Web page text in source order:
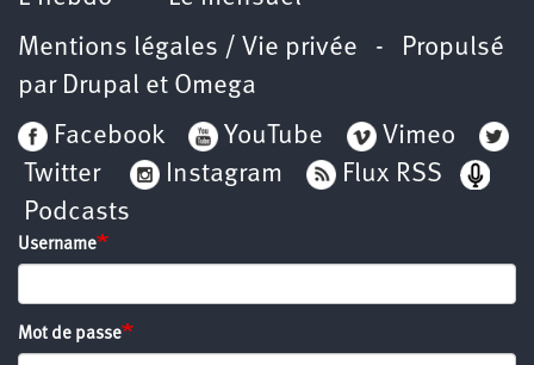
Mentions légales / Vie privée - Propulsé
par Drupal et Omega
Facebook
YouTube
Vimeo
Twitter
Instagram
Flux RSS
Podcasts
Username
Mot de passe